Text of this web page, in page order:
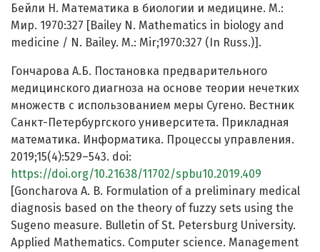
Бейли Н. Математика в биологии и медицине. М.:
Мир. 1970:327 [Bailey N. Mathematics in biology and
medicine / N. Bailey. M.: Mir;1970:327 (In Russ.)].
Гончарова А.Б. Постановка предварительного
медицинского диагноза на основе теории нечетких
множеств с использованием меры Сугено. Вестник
Санкт-Петербургского университета. Прикладная
математика. Информатика. Процессы управления.
2019;15(4):529–543. doi:
https://doi.org/10.21638/11702/spbu10.2019.409
[Goncharova A. B. Formulation of a preliminary medical
diagnosis based on the theory of fuzzy sets using the
Sugeno measure. Bulletin of St. Petersburg University.
Applied Mathematics. Computer science. Management